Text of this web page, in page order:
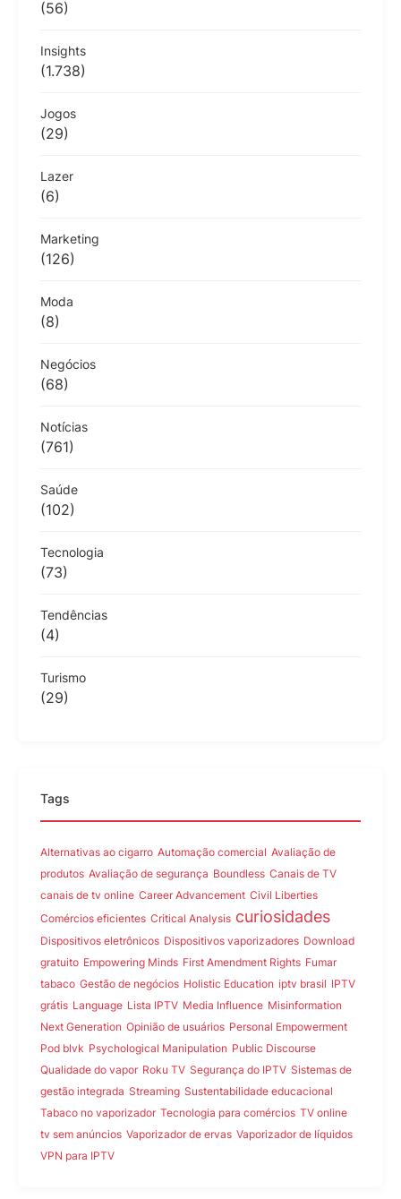
(56)
Insights
(1.738)
Jogos
(29)
Lazer
(6)
Marketing
(126)
Moda
(8)
Negócios
(68)
Notícias
(761)
Saúde
(102)
Tecnologia
(73)
Tendências
(4)
Turismo
(29)
Tags
Alternativas ao cigarro Automação comercial Avaliação de
produtos Avaliação de segurança Boundless Canais de TV
canais de tv online Career Advancement Civil Liberties
Comércios eficientes Critical Analysis curiosidades
Dispositivos eletrônicos Dispositivos vaporizadores Download
gratuito Empowering Minds First Amendment Rights Fumar
tabaco Gestão de negócios Holistic Education iptv brasil IPTV
grátis Language Lista IPTV Media Influence Misinformation
Next Generation Opinião de usuários Personal Empowerment
Pod blvk Psychological Manipulation Public Discourse
Qualidade do vapor Roku TV Segurança do IPTV Sistemas de
gestão integrada Streaming Sustentabilidade educacional
Tabaco no vaporizador Tecnologia para comércios TV online
tv sem anúncios Vaporizador de ervas Vaporizador de líquidos
VPN para IPTV